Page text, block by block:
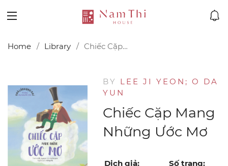
Home Library Chiếc Cặp Mang Những Ước Mơ
BY LEE JI YEON; O DA
YUN
Chiếc Cặp Mang
Những Ước Mơ
Dịch giả:
Số trang: